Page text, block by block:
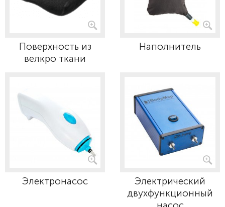
Поверхность из
велкро ткани
Наполнитель
Электронасос
Электрический
двухфункционный